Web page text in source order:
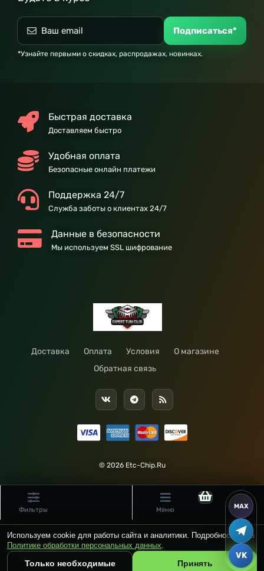
Подписаться*
*Узнайте первыми о скидках, распродажах, новинках.
Быстрая доставка
Доставляем быстро
Удобная оплата
Безопасные онлайн платежи
Поддержка 24/7
Служба заботы о клиентах 24/7
Данные в безопасности
Мы используем SSL шифрование
Доставка Оплата Условия
О магазине
Обратная связь
© 2026 Etc-Chip.Ru
Фильтры Меню
Используем cookie для работы сайта и аналитики. Подробности — в
Политике обработки персональных данных.
Только необходимые Принять